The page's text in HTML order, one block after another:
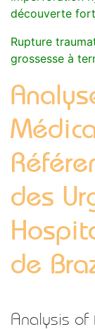
découverte
Rupture
grossesse à
des
de
Analysis of